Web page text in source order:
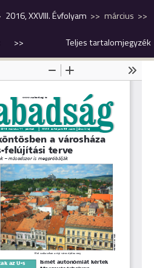
2016, XXVIII. Évfolyam
március
>> Teljes tartalomjegyzék